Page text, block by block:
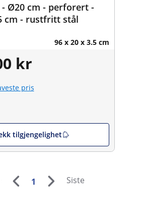
- Ø20 cm - perforert -
cm - rustfritt stål
96 x 20 x 3.5 cm
kr
pris
tilgjengelighet
1 Siste